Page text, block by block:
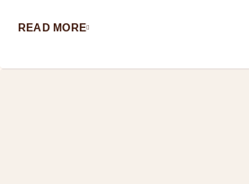
READ MORE